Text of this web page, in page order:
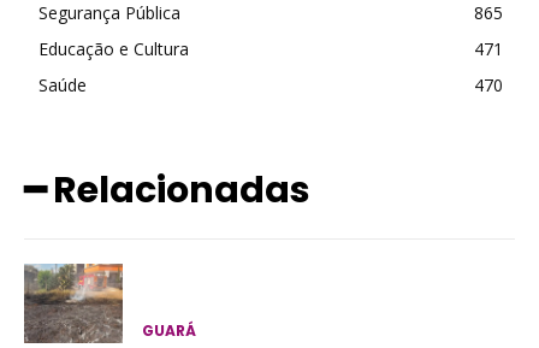
Segurança Pública
865
Educação e Cultura
471
Saúde
470
━ Relacionadas
GUARÁ